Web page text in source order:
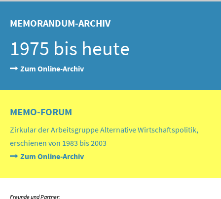
MEMORANDUM-ARCHIV
1975 bis heute
Zum Online-Archiv
MEMO-FORUM
Zirkular der Arbeitsgruppe Alternative Wirtschaftspolitik,
erschienen von 1983 bis 2003
Zum Online-Archiv